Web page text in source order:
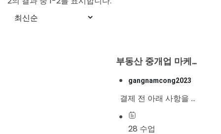
부동산 중개업 마케팅
gangnamcong2023
결제 전 아래 사항을 꼭
확인해주세요! 서로가 동
반성장하는 즐거운 수업
28 수업